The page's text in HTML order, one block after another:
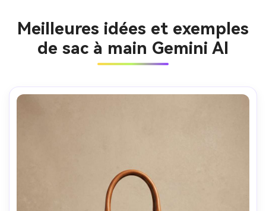
Meilleures idées et exemples
de sac à main Gemini AI